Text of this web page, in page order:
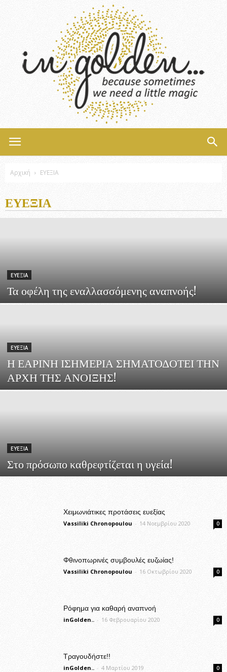
Αρχική ΕΥΕΞΙΑ
ΕΥΕΞΙΑ
ΕΥΕΞΙΑ
Τα οφέλη της εναλλασσόμενης αναπνοής!
ΕΥΕΞΙΑ
Η ΕΑΡΙΝΗ ΙΣΗΜΕΡΙΑ ΣΗΜΑΤΟΔΟΤΕΙ ΤΗΝ
ΑΡΧΗ ΤΗΣ ΑΝΟΙΞΗΣ!
ΕΥΕΞΙΑ
Στο πρόσωπο καθρεφτίζεται η υγεία!
Χειμωνιάτικες προτάσεις ευεξίας
Vassiliki Chronopoulou - 14 Νοεμβρίου 2020 0
Φθινοπωρινές συμβουλές ευζωίας!
Vassiliki Chronopoulou - 16 Οκτωβρίου 2020 0
Ρόφημα για καθαρή αναπνοή
inGolden.. - 16 Φεβρουαρίου 2020 0
Τραγουδήστε!!
inGolden.. - 4 Μαρτίου 2019 0